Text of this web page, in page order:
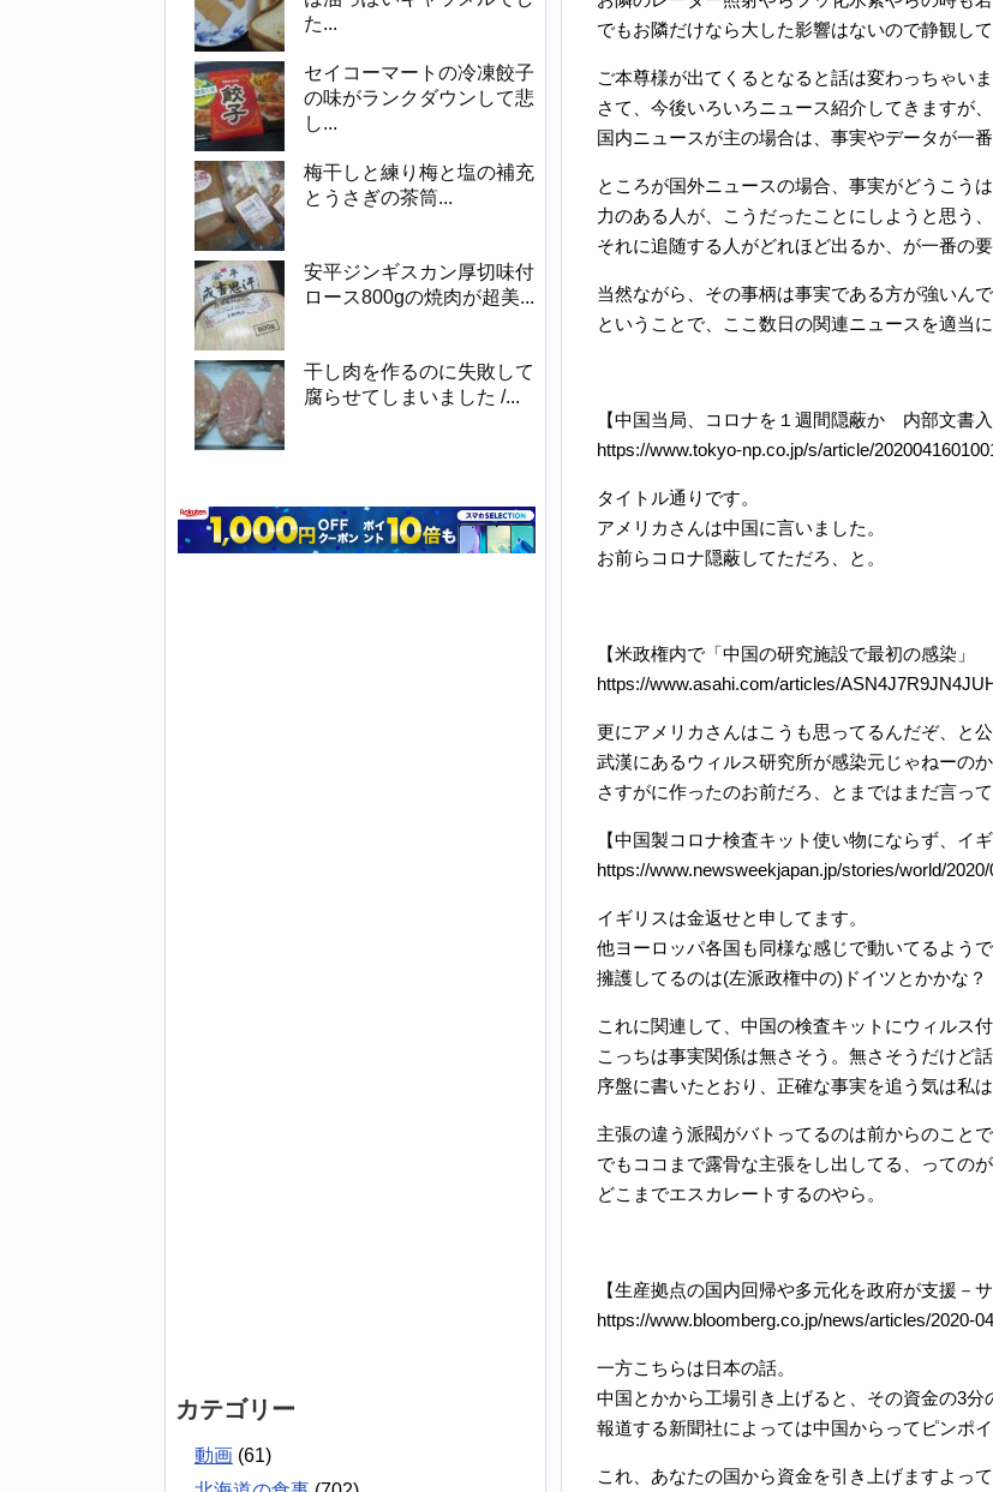
でもお隣だけなら大した影響はないので静観して
ご本尊様が出てくるとなると話は変わっちゃいま
さて、今後いろいろニュース紹介してきますが
国内ニュースが主の場合は、事実やデータが一番
ところが国外ニュースの場合、事実がどうこう
力のある人が、こうだったことにしようと思う、
それに追随する人がどれほど出るか、が一番の
当然ながら、その事柄は事実である方が強いん
ということで、ここ数日の関連ニュースを適当に
【中国当局、コロナを１週間隠蔽か 内部文書入
https://www.tokyo-np.co.jp/s/article/
タイトル通りです。
アメリカさんは中国に言いました。
お前らコロナ隠蔽してただろ、と。
【米政権内で「中国の研究施設で最初の感染」
https://www.asahi.com/articles/
更にアメリカさんはこうも思ってるんだぞ、と公
武漢にあるウィルス研究所が感染元じゃねーのか
さすがに作ったのお前だろ、とまではまだ言って
【中国製コロナ検査キット使い物にならず、イ
https://www.newsweekjapan.jp/stories/world/
イギリスは金返せと申してます。
他ヨーロッパ各国も同様な感じで動いてるようで
擁護してるのは(左派政権中の)ドイツとかかな？
これに関連して、中国の検査キットにウィルス
こっちは事実関係は無さそう。無さそうだけど
序盤に書いたとおり、正確な事実を追う気は私は
主張の違う派閥がバトってるのは前からのことで
でもココまで露骨な主張をし出してる、っての
どこまでエスカレートするのやら。
【生産拠点の国内回帰や多元化を政府が支援－
https://www.bloomberg.co.jp/news/articles/2020-
一方こちらは日本の話。
中国とかから工場引き上げると、その資金の3分
報道する新聞社によっては中国からってピンポ
これ、あなたの国から資金を引き上げますよっ
た...
セイコーマートの冷凍餃子
の味がランクダウンして悲
し...
梅干しと練り梅と塩の補充
とうさぎの茶筒...
安平ジンギスカン厚切味付
ロース800gの焼肉が超美...
干し肉を作るのに失敗して
腐らせてしまいました /...
カテゴリー
動画 (61)